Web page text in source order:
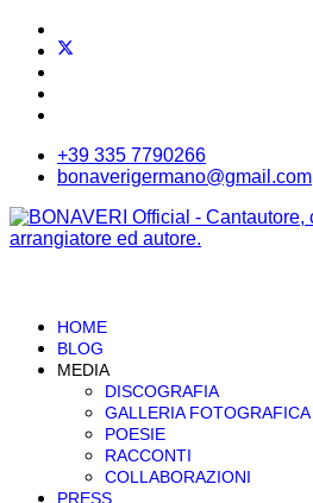
+39 335 7790266
HOME
BLOG
MEDIA
DISCOGRAFIA
GALLERIA FOTOGRAFICA
POESIE